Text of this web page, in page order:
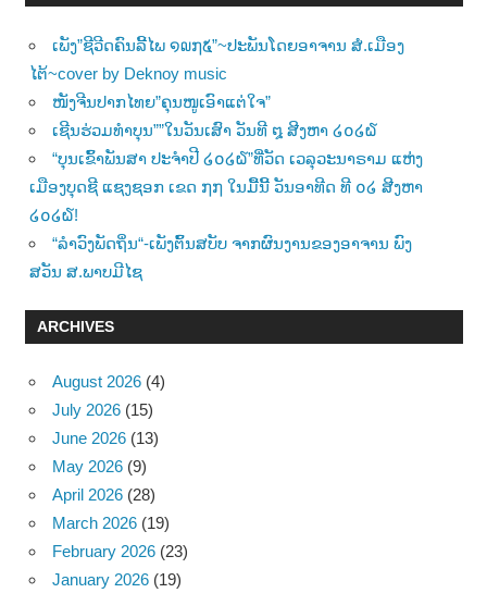
ເພັງ”ຊີວີດຄົນລີ້ໄພ ໑໙໗໕”~ປະພັນໂດຍອາຈານ ສໍ.ເມືອງ
ໄຕ້~cover by Deknoy music
ໜັງຈີນປາກໄທຍ”ຄຸນໜູເອົາແຕ່ໃຈ”
ເຊີນຮ່ວມທຳບຸນ””ໃນວັນເສົາ ວັນທີ ໘ ສີງຫາ ໒໐໒໖
“ບຸນເຂົ້າພັນສາ ປະຈຳປີ ໒໐໒໖”ທີ່ວັດ ເວລຸວະນາຣາມ ແຫ່ງ
ເມືອງບຸດຊີ ແຊງຊອກ ເຂດ ໗໗ ໃນມື້ນີ້ ວັນອາທີດ ທີ ໐໒ ສີງຫາ
໒໐໒໖!
“ລຳວົງພັດຖິ່ນ“-ເພັງຕົ້ນສບັບ ຈາກຜົນງານຂອງອາຈານ ພົງ
ສວັນ ສ.ພາບມີໄຊ
ARCHIVES
August 2026 (4)
July 2026 (15)
June 2026 (13)
May 2026 (9)
April 2026 (28)
March 2026 (19)
February 2026 (23)
January 2026 (19)